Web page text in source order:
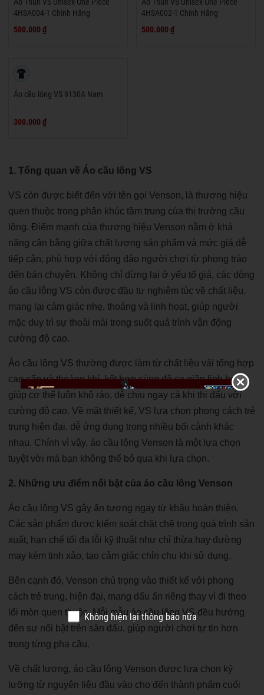
4HSA004-1 Chính Hãng
500.000 ₫
4HSA002-1 Chính Hãng
500.000 ₫
Áo cầu lông VS 9130A Nam
300.000 ₫
1. Tổng quan về Áo cầu lông VS
VS còn được biết đến với tên gọi Venson, là thương hiệu
quen thuộc trong phân khúc tầm trung của thị trường cầu
lông. Điểm mạnh của thương hiệu Venson nằm ở khả
năng cân bằng giữa chất lượng sản phẩm và mức giá dễ
tiếp cận, phù hợp với đông đảo người chơi từ phong trào
đến bán chuyên. Không chỉ dừng lại ở yếu tố giá, các dòng
áo cầu lông VS còn được đầu tư nghiêm túc về chất liệu,
mang lại cảm giác nhẹ, thoáng và linh hoạt, giúp người
mặc duy trì sự thoải mái trong suốt quá trình vận động
cường độ cao.
Áo cầu lông VS thường được làm từ chất liệu vải tổng hợp
cao cấp và thoáng khí, kết hợp cùng độ co giãn linh hoạt
giúp cơ thể luôn khô ráo, dễ chịu ngay cả khi thi đấu với
cường độ cao. Về mặt thiết kế, VS lựa chọn phong cách trẻ
trung hiện đại, dễ ứng dụng trong nhiều bối cảnh khác
nhau. Chính vì vậy, áo cầu lông Venson là một lựa chọn
tuyệt vời mà bạn không thể bỏ qua khi lựa chọn.
2. Những ưu điểm nổi bật của áo cầu lông Venson
Áo cầu lông VS gây ấn tượng ngay từ khâu hoàn thiện.
Các sản phẩm được kiểm soát chặt chẽ trong quá trình sản
xuất, hạn chế tối đa lỗi kỹ thuật như chỉ thừa hay đường
may kém tinh xảo, tạo cảm giác chỉn chu khi sử dụng.
Bên cạnh đó, Venson chú trọng vào thiết kế với phong
cách trẻ trung, hiện đại, mang dấu ấn riêng thay vì đi theo
lối mòn quen thuộc. Mỗi mẫu áo cầu lông VS đều hướng
đến sự nổi bật trên sân đấu, giúp người chơi tự tin hơn
trong từng pha cầu.
Về chất lượng, áo cầu lông Venson được lựa chọn kỹ
lưỡng từ nguyên liệu đầu vào cho đến thành phẩm cuối
Không hiện lại thông báo nữa